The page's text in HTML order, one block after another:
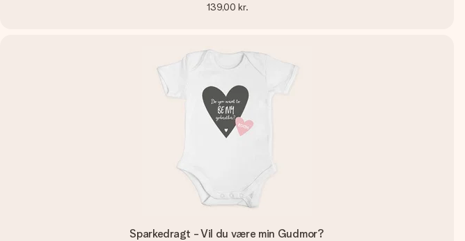
139,00 kr.
Sparkedragt - Vil du være min Gudmor?